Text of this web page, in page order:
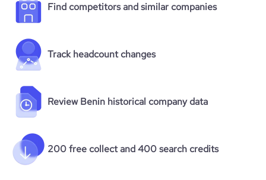
Find competitors and similar companies
Track headcount changes
Review Benin historical company data
200 free collect and 400 search credits